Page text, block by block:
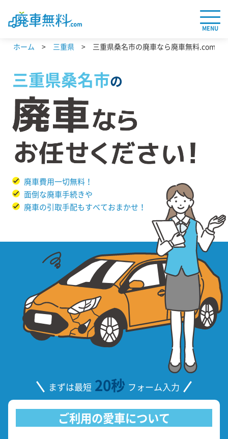
MENU
ホーム 三重県 三重県桑名市の廃車なら廃車無料.com
三重県桑名市の
廃車費用一切無料！
面倒な廃車手続きや
廃車の引取手配もすべておまかせ！
まずは最短 20秒 フォーム入力
ご利用の愛車について